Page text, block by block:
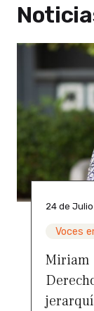
24 de
Voces
Miriam